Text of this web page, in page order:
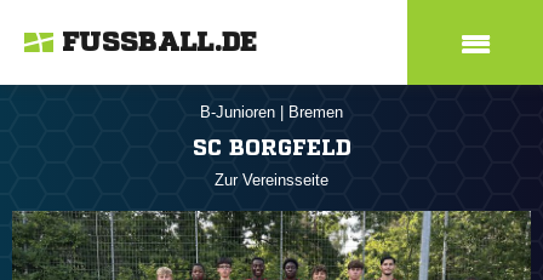
FUSSBALL.DE
B-Junioren Bremen
SC BORGFELD
Zur Vereinsseite